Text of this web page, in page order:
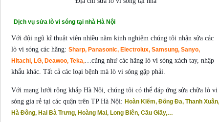
Dịch vụ sửa lò vi sóng tại nhà Hà Nội
Với đội ngũ kĩ thuật viên nhiều năm kinh nghiệm chúng tôi nhận sửa các
lò vi sóng các hãng: Sharp, Panasonic, Electrolux, Samsung, Sanyo,
Hitachi, LG, Deawoo, Teka, …cũng như các hãng lò vi sóng xách tay, nhập
khẩu khác. Tất cả các loại bệnh mà lò vi sóng gặp phải.
Với mạng lưới rộng khắp Hà Nội, chúng tôi có thể đáp ứng sửa chữa lò vi
sóng gia rẻ tại các quận trên TP Hà Nội: Hoàn Kiếm, Đống Đa, Thanh Xuân,
Hà Đông, Hai Bà Trưng, Hoàng Mai, Long Biên, Cầu Giấy,…